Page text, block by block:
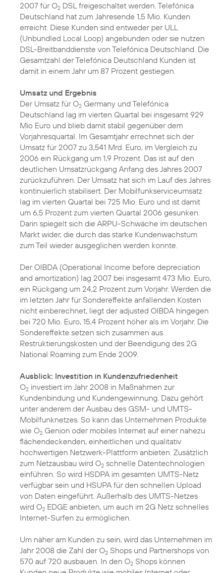
2007 für O2 DSL freigeschaltet werden. Telefónica
Deutschland hat zum Jahresende 1,5 Mio. Kunden
erreicht. Diese Kunden sind entweder per ULL
(Unbundled Local Loop) angebunden oder sie nutzen
DSL-Breitbanddienste von Telefónica Deutschland. Die
Gesamtzahl der Telefónica Deutschland Kunden ist
damit in einem Jahr um 87 Prozent gestiegen.
Umsatz und Ergebnis
Der Umsatz für O2 Germany und Telefónica
Deutschland lag im vierten Quartal bei insgesamt 929
Mio Euro und blieb damit stabil gegenüber dem
Vorjahresquartal. Im Gesamtjahr errechnet sich der
Umsatz für 2007 zu 3,541 Mrd. Euro, im Vergleich zu
2006 ein Rückgang um 1,9 Prozent. Das ist auf den
deutlichen Umsatzrückgang Anfang des Jahres 2007
zurückzuführen. Der Umsatz hat sich im Lauf des Jahres
kontinuierlich stabilisert. Der Mobilfunkserviceumsatz
lag im vierten Quartal bei 725 Mio. Euro und ist damit
um 6,5 Prozent zum vierten Quartal 2006 gesunken.
Darin spiegelt sich die ARPU-Schwäche im deutschen
Markt wider, die durch das starke Kundenwachstum
zum Teil wieder ausgeglichen werden konnte.
Der OIBDA (Operational Income before depreciation
and amortization) lag 2007 bei insgesamt 473 Mio. Euro,
ein Rückgang um 24,2 Prozent zum Vorjahr. Werden die
im letzten Jahr für Sondereffekte anfallenden Kosten
nicht einberechnet, liegt der adjusted OIBDA hingegen
bei 720 Mio. Euro, 15,4 Prozent höher als im Vorjahr. Die
Sondereffekte setzen sich zusammen aus
Restruktierungskosten und der Beendigung des 2G
National Roaming zum Ende 2009.
Ausblick: Investition in Kundenzufriedenheit
O2 investiert im Jahr 2008 in Maßnahmen zur
Kundenbindung und Kundengewinnung. Dazu gehört
unter anderem der Ausbau des GSM- und UMTS-
Mobilfunknetzes. So kann das Unternehmen Produkte
wie O2 Genion oder mobiles Internet auf einer nahezu
flächendeckenden, einheitlichen und qualitativ
hochwertigen Netzwerk-Plattform anbieten. Zusätzlich
zum Netzausbau wird O2 schnelle Datentechnologien
einführen. So wird HSDPA im gesamten UMTS-Netz
verfügbar sein und HSUPA für den schnellen Upload
von Daten eingeführt. Außerhalb des UMTS-Netzes
wird O2 EDGE anbieten, um auch im 2G Netz schnelles
Internet-Surfen zu ermöglichen.
Um näher am Kunden zu sein, wird das Unternehmen im
Jahr 2008 die Zahl der O2 Shops und Partnershops von
570 auf 720 ausbauen. In den O2 Shops können